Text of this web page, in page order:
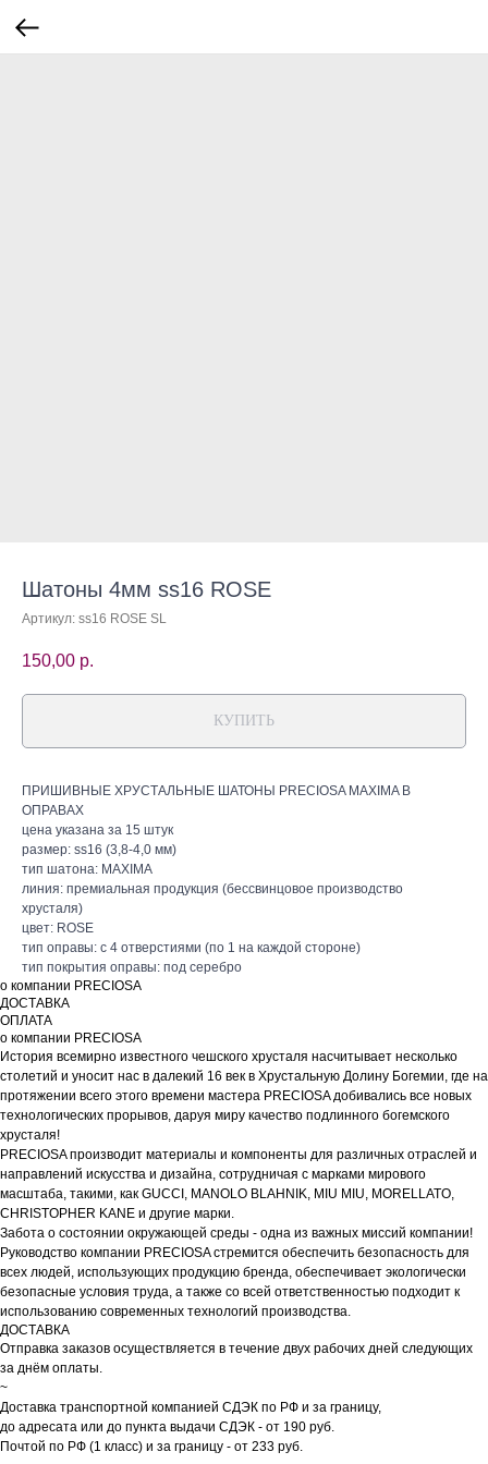
Шатоны 4мм ss16 ROSE
Артикул: ss16 ROSE SL
150,00 р.
КУПИТЬ
ПРИШИВНЫЕ ХРУСТАЛЬНЫЕ ШАТОНЫ PRECIOSA MAXIMA В
ОПРАВАХ
цена указана за 15 штук
размер: ss16 (3,8-4,0 мм)
тип шатона: MAXIMA
линия: премиальная продукция (бессвинцовое производство
хрусталя)
цвет: ROSE
тип оправы: с 4 отверстиями (по 1 на каждой стороне)
тип покрытия оправы: под серебро
о компании PRECIOSA
ДОСТАВКА
ОПЛАТА
о компании PRECIOSA
История всемирно известного чешского хрусталя насчитывает несколько
столетий и уносит нас в далекий 16 век в Хрустальную Долину Богемии, где на
протяжении всего этого времени мастера PRECIOSA добивались все новых
технологических прорывов, даруя миру качество подлинного богемского
хрусталя!
PRECIOSA производит материалы и компоненты для различных отраслей и
направлений искусства и дизайна, сотрудничая с марками мирового
масштаба, такими, как GUCCI, MANOLO BLAHNIK, MIU MIU, MORELLATO,
CHRISTOPHER KANE и другие марки.
Забота о состоянии окружающей среды - одна из важных миссий компании!
Руководство компании PRECIOSA стремится обеспечить безопасность для
всех людей, использующих продукцию бренда, обеспечивает экологически
безопасные условия труда, а также со всей ответственностью подходит к
использованию современных технологий производства.
ДОСТАВКА
Отправка заказов осуществляется в течение двух рабочих дней следующих
за днём оплаты.
~
Доставка транспортной компанией СДЭК по РФ и за границу,
до адресата или до пункта выдачи СДЭК - от 190 руб.
Почтой по РФ (1 класс) и за границу - от 233 руб.